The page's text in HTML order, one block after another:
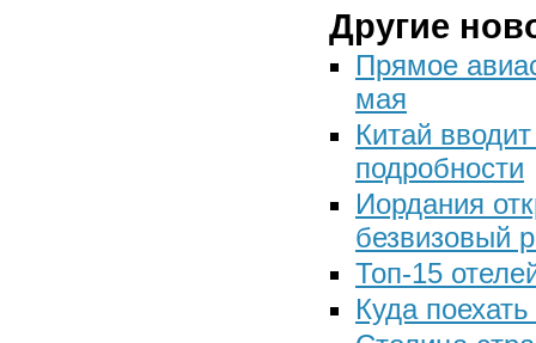
Другие
Прямое
мая
Китай
подробности
Иордания
безвизовый
Топ-15
Куда